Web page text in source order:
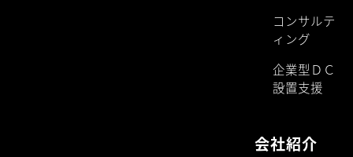
コンサルテ
ィング
企業型ＤＣ
設置支援
会社紹介